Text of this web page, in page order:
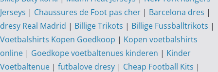
Jerseys | Chaussures de Foot pas cher | Barcelona dres |
dresy Real Madrid | Billige Trikots | Billige Fussballtrikots |
Voetbalshirts Kopen Goedkoop | Kopen voetbalshirts
online | Goedkope voetbaltenues kinderen | Kinder
Voetbaltenue | futbalove dresy | Cheap Football Kits |